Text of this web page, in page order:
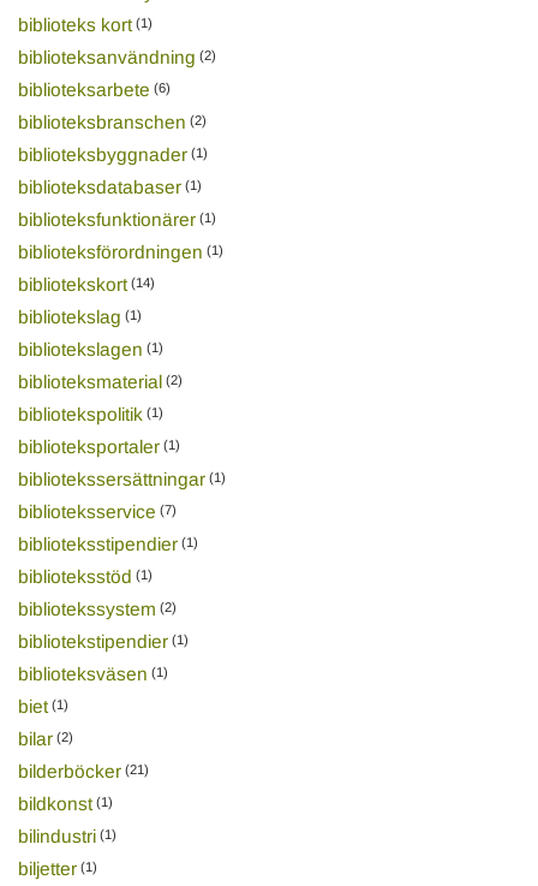
biblioteks kort(1)
biblioteksanvändning (2)
biblioteksarbete (6)
biblioteksbranschen (2)
biblioteksbyggnader(1)
biblioteksdatabaser(1)
biblioteksfunktionärer(1)
biblioteksförordningen (1)
bibliotekskort(14)
bibliotekslag (1)
bibliotekslagen (1)
biblioteksmaterial(2)
bibliotekspolitik (1)
biblioteksportaler(1)
bibliotekssersättningar(1)
biblioteksservice (7)
biblioteksstipendier(1)
biblioteksstöd (1)
bibliotekssystem (2)
bibliotekstipendier(1)
biblioteksväsen (1)
biet(1)
bilar(2)
bilderböcker(21)
bildkonst(1)
bilindustri(1)
biljetter(1)